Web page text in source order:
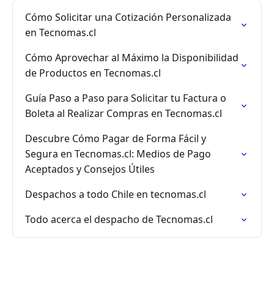
Cómo Solicitar una Cotización Personalizada
en Tecnomas.cl
Cómo Aprovechar al Máximo la Disponibilidad
de Productos en Tecnomas.cl
Guía Paso a Paso para Solicitar tu Factura o
Boleta al Realizar Compras en Tecnomas.cl
Descubre Cómo Pagar de Forma Fácil y
Segura en Tecnomas.cl: Medios de Pago
Aceptados y Consejos Útiles
Despachos a todo Chile en tecnomas.cl
Todo acerca el despacho de Tecnomas.cl